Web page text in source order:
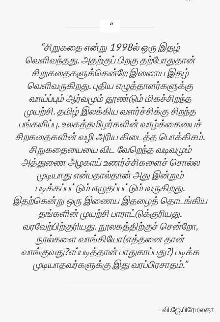
சிறுகதை என்று 1998ல் ஒரு இதழ்
வெளிவந்தது. அதற்குப் பிறகு தற்போதுதான்
சிறுகதைகளுக்கென்றே இணைய இதழ்
வெளிவருகிறது. புதிய எழுத்தாளர்களுக்கு
வாய்ப்பும் ஆர்வமும் தூண்டும் மிகச்சிறந்த
முயற்சி. தமிழ் இலக்கிய வளர்ச்சிக்கு சிறந்த
பங்களிப்பு. உலகத்தமிழர்களின் வாழ்க்கையைச்
சிறகதைகளின் வழி அரிய கிடைத்த பொக்கிசம்.
சிறுகதையையை விட வேறெந்த வடிவமும்
அத்துணை அழகாய் உணர்ச்சிகளைச் சொல்ல
முடியாது என்பதால்தான் அது இன்றும்
படிக்கப்பட்டும் எழுதப்பட்டும் வருகிறது.
இதற்கென்று ஒரு இணைய இதழைத் தொடங்கிய
தங்களின் முயற்சி பாராட்டுக்குரியது.
வரவேற்பிற்குரியது. நூலகத்திற்குச் சென்றோ,
நூல்களை வாங்கியோ(எத்தனை தான்
வாங்குவது?எப்படித்தான் பாதுகாப்பது?) படிக்க
முடியாதவர்களுக்கு இது வரப்பிரசாதம்.
வி.ஜே.பிரேமலதா